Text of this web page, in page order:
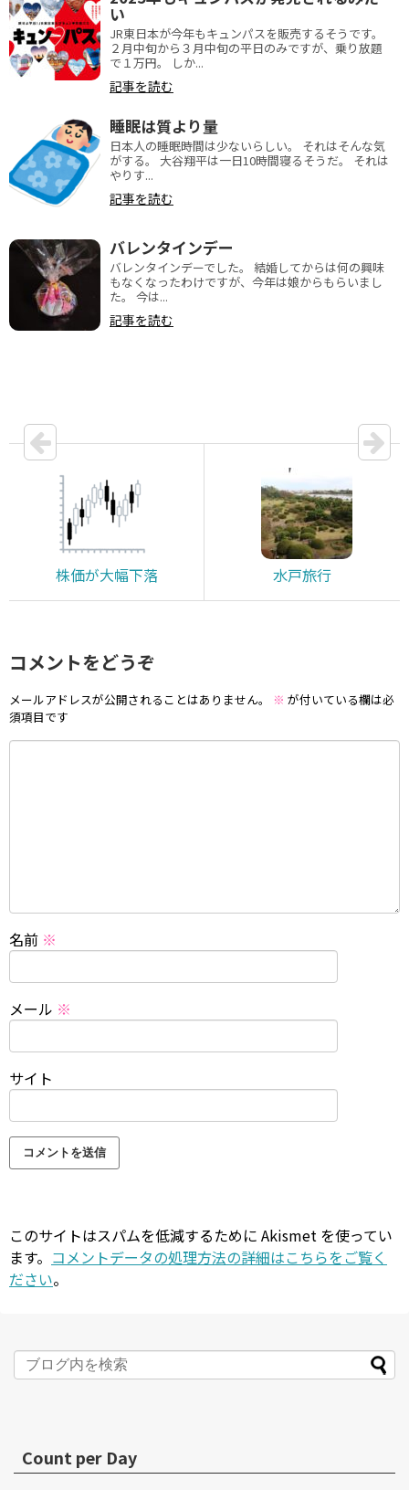
い
JR東日本が今年もキュンパスを販売するそうです。
２月中旬から３月中旬の平日のみですが、乗り放題
で１万円。 しか...
記事を読む
睡眠は質より量
日本人の睡眠時間は少ないらしい。 それはそんな気
がする。 大谷翔平は一日10時間寝るそうだ。 それは
やりす...
記事を読む
バレンタインデー
バレンタインデーでした。 結婚してからは何の興味
もなくなったわけですが、今年は娘からもらいまし
た。 今は...
記事を読む
株価が大幅下落 水戸旅行
コメントをどうぞ
メールアドレスが公開されることはありません。 ※ が付いている欄は必
須項目です
名前 ※
メール ※
サイト
このサイトはスパムを低減するために Akismet を使ってい
ます。 コメントデータの処理方法の詳細はこちらをご覧く
ださい。
Count per Day